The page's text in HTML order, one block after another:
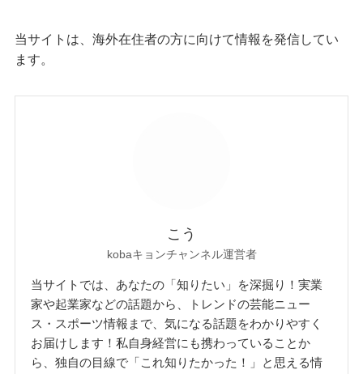
当サイトは、海外在住者の方に向けて情報を発信してい
ます。
こう
kobaキョンチャンネル運営者
当サイトでは、あなたの「知りたい」を深掘り！実業
家や起業家などの話題から、トレンドの芸能ニュー
ス・スポーツ情報まで、気になる話題をわかりやすく
お届けします！私自身経営にも携わっていることか
ら、独自の目線で「これ知りたかった！」と思える情